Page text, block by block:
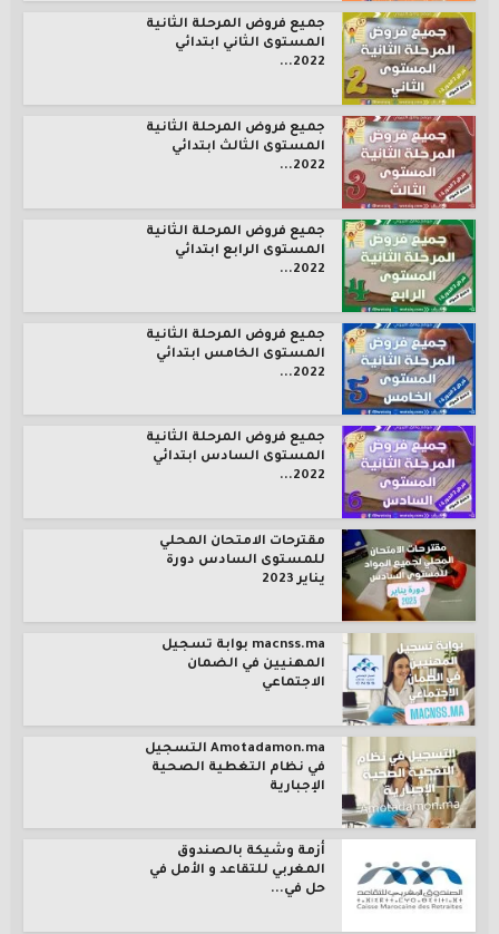
جميع فروض المرحلة الثانية
المستوى الثاني ابتدائي
2022...
جميع فروض المرحلة الثانية
المستوى الثالث ابتدائي
2022...
جميع فروض المرحلة الثانية
المستوى الرابع ابتدائي
2022...
جميع فروض المرحلة الثانية
المستوى الخامس ابتدائي
2022...
جميع فروض المرحلة الثانية
المستوى السادس ابتدائي
2022...
مقترحات الامتحان المحلي
للمستوى السادس دورة
يناير 2023
macnss.ma بوابة تسجيل
المهنيين في الضمان
الاجتماعي
Amotadamon.ma التسجيل
في نظام التغطية الصحية
الإجبارية
أزمة وشيكة بالصندوق
المغربي للتقاعد و الأمل في
حل في...